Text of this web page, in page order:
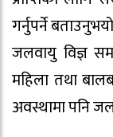
गर्नुपर्ने
जलवायु विज्ञ
महिला तथा
अवस्थामा पनि